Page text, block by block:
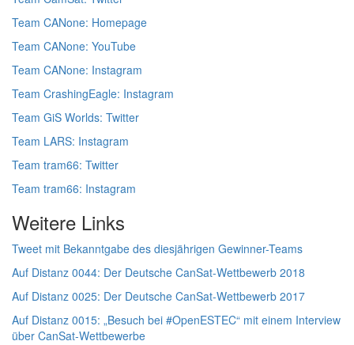
Team CANone: Homepage
Team CANone: YouTube
Team CANone: Instagram
Team CrashingEagle: Instagram
Team GiS Worlds: Twitter
Team LARS: Instagram
Team tram66: Twitter
Team tram66: Instagram
Weitere Links
Tweet mit Bekanntgabe des diesjährigen Gewinner-Teams
Auf Distanz 0044: Der Deutsche CanSat-Wettbewerb 2018
Auf Distanz 0025: Der Deutsche CanSat-Wettbewerb 2017
Auf Distanz 0015: „Besuch bei #OpenESTEC“ mit einem Interview
über CanSat-Wettbewerbe